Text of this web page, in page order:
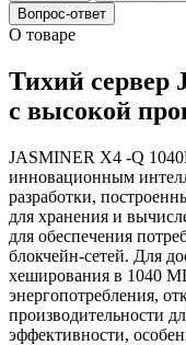
Вопрос-ответ
О товаре
Тихий сервер
с высокой
JASMINER X4 -Q
инновационным
разработки,
для хранения и
для обеспечения
блокчейн-сетей. Для
хеширования в 1040
энергопотребления,
производительности
эффективности,